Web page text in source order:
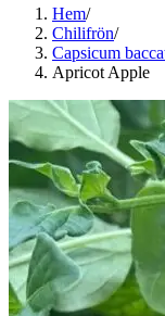
Hem/
Chilifrön/
Capsicum
Apricot Apple